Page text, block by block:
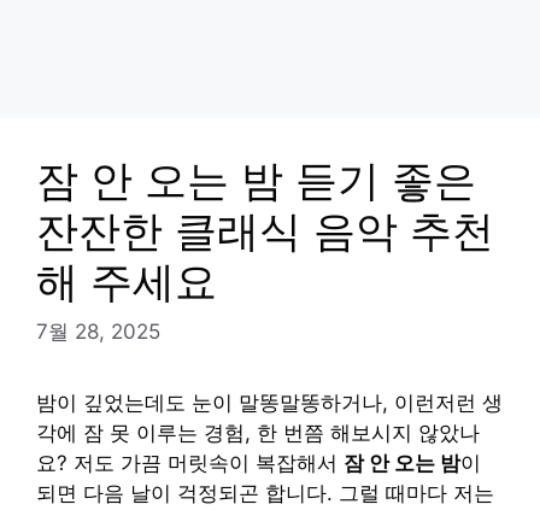
잠 안 오는 밤 듣기 좋은
잔잔한 클래식 음악 추천
해 주세요
7월 28, 2025
밤이 깊었는데도 눈이 말똥말똥하거나, 이런저런 생
각에 잠 못 이루는 경험, 한 번쯤 해보시지 않았나
요? 저도 가끔 머릿속이 복잡해서 잠 안 오는 밤이
되면 다음 날이 걱정되곤 합니다. 그럴 때마다 저는